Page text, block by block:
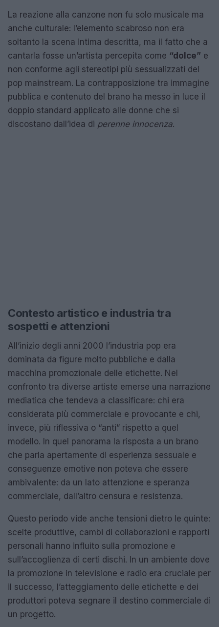
La reazione alla canzone non fu solo musicale ma
anche culturale: l’elemento scabroso non era
soltanto la scena intima descritta, ma il fatto che a
cantarla fosse un’artista percepita come “dolce” e
non conforme agli stereotipi più sessualizzati del
pop mainstream. La contrapposizione tra immagine
pubblica e contenuto del brano ha messo in luce il
doppio standard applicato alle donne che si
discostano dall’idea di perenne innocenza.
Contesto artistico e industria tra
sospetti e attenzioni
All’inizio degli anni 2000 l’industria pop era
dominata da figure molto pubbliche e dalla
macchina promozionale delle etichette. Nel
confronto tra diverse artiste emerse una narrazione
mediatica che tendeva a classificare: chi era
considerata più commerciale e provocante e chi,
invece, più riflessiva o “anti” rispetto a quel
modello. In quel panorama la risposta a un brano
che parla apertamente di esperienza sessuale e
conseguenze emotive non poteva che essere
ambivalente: da un lato attenzione e speranza
commerciale, dall’altro censura e resistenza.
Questo periodo vide anche tensioni dietro le quinte:
scelte produttive, cambi di collaborazioni e rapporti
personali hanno influito sulla promozione e
sull’accoglienza di certi dischi. In un ambiente dove
la promozione in televisione e radio era cruciale per
il successo, l’atteggiamento delle etichette e dei
produttori poteva segnare il destino commerciale di
un progetto.